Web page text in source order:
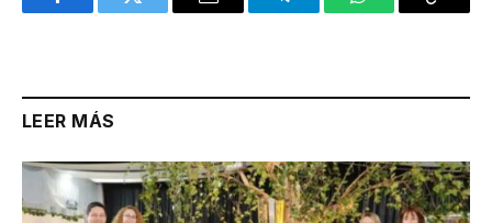
FacebookTwitter Email TelegramWhatsAppCopy
LEER MÁS